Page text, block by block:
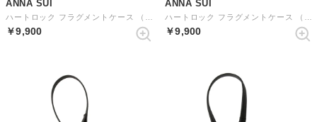
ANNA SUI
￥9,900
ANNA SUI
￥9,900